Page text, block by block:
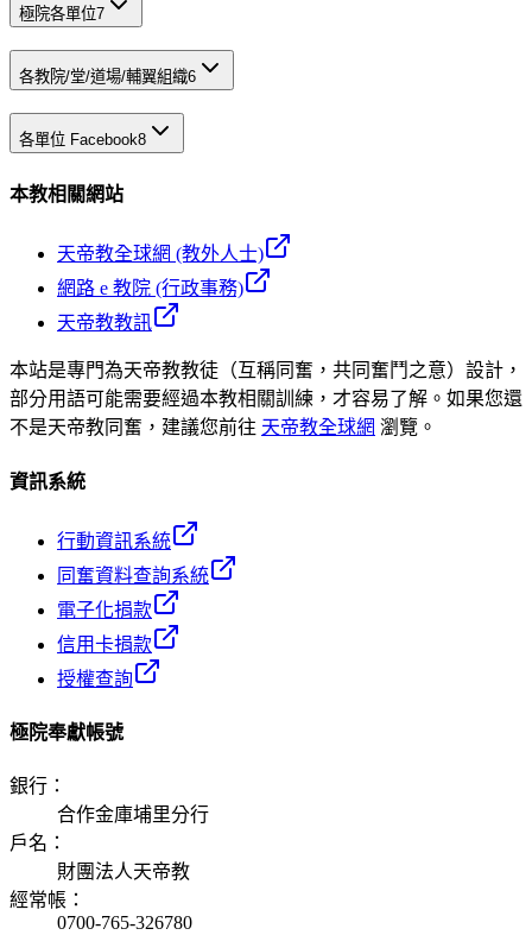
極院各單位7
各教院/堂/道場/輔翼組織6
各單位 Facebook8
本教相關網站
天帝教全球網 (教外人士)
網路 e 教院 (行政事務)
天帝教教訊
本站是專門為天帝教教徒（互稱同奮，共同奮鬥之意）設計，
部分用語可能需要經過本教相關訓練，才容易了解。如果您還
不是天帝教同奮，建議您前往 天帝教全球網 瀏覽。
資訊系統
行動資訊系統
同奮資料查詢系統
電子化捐款
信用卡捐款
授權查詢
極院奉獻帳號
銀行 ：
合作金庫埔里分行
戶名 ：
財團法人天帝教
經常帳 ：
0700-765-326780